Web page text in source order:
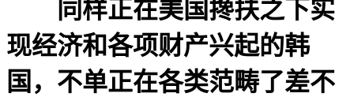
同样正在美国搀扶之下实
现经济和各项财产兴起的韩
国，不单正在各类范畴了差不